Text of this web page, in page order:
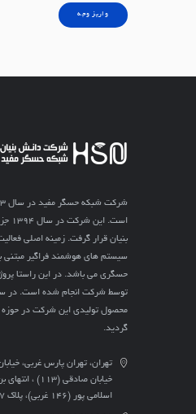
واریز وجه
است.
بنیان قرار گرفت. زمینه اصلی
سیستم های هوشمند فراگیر مبتنی
حسگری می باشد. در این راستا
محصول تولیدی این شرکت در حوزه
گردید.
تهران، تهران پارس غربی،
خیابان صادقی
اسلامی پور (146 غربی)، پلاک ۳۷ واحد ۴